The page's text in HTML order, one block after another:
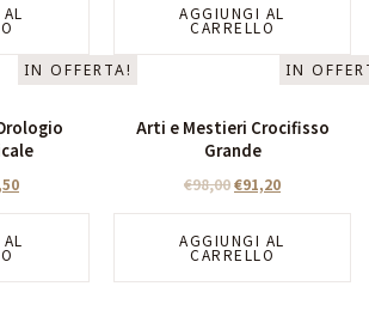
AGGIUNGI AL
CARRELLO
IN OFFERTA! IN
Arti e Mestieri Crocifisso
Grande
€98,00€91,20
AGGIUNGI AL
CARRELLO